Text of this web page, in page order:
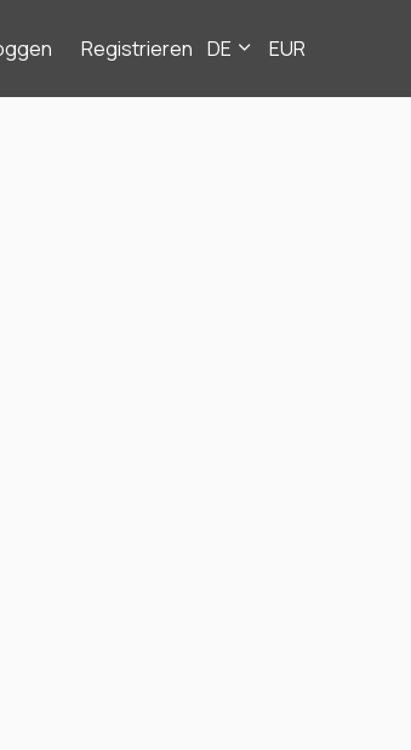
Registrieren DE EUR